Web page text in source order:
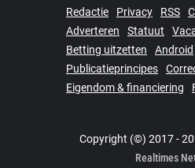
Redactie Privacy RSS
Adverteren
Statuut
Betting uitzetten
Android
Publicatieprincipes
Eigendom & financiering
Copyright (©) 2017 -
Realtimes